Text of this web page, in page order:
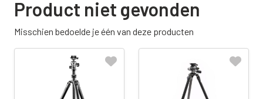
Product niet gevonden
Misschien bedoelde je één van deze producten